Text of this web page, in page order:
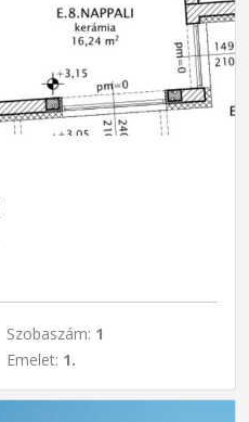
Szobaszám: 1
Emelet: 1.